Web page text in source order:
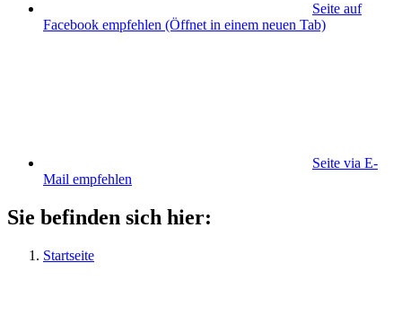
Seite auf
Facebook empfehlen (Öffnet in einem neuen Tab)
Seite via E-
Mail empfehlen
Sie befinden sich hier:
Startseite